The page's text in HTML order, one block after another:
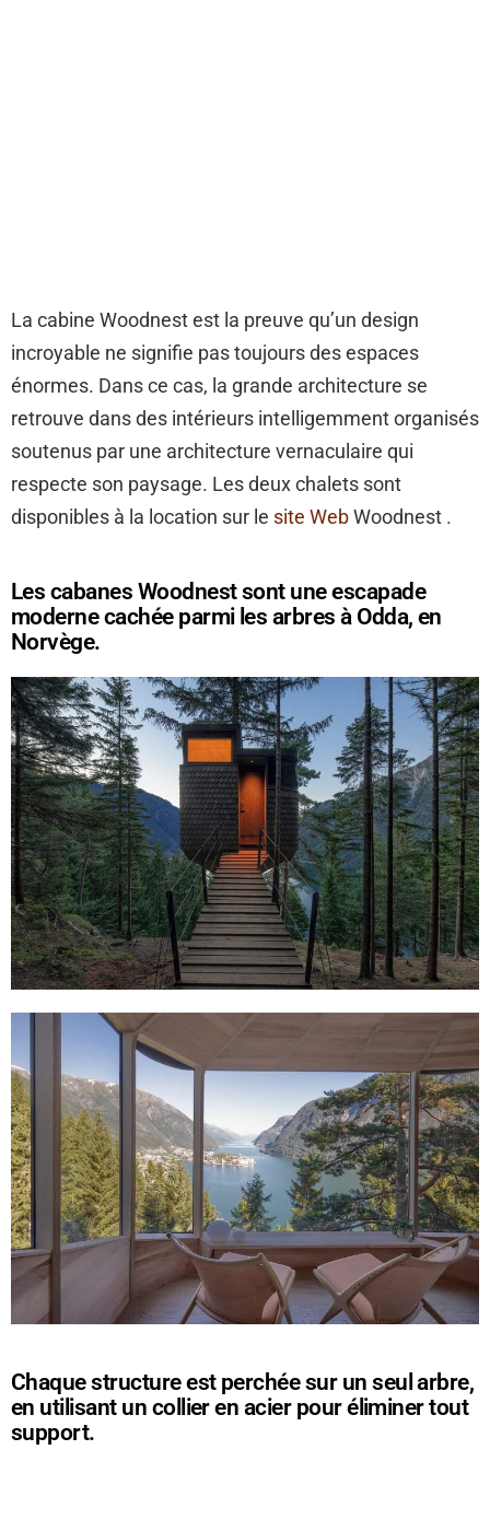
La cabine Woodnest est la preuve qu’un design
incroyable ne signifie pas toujours des espaces
énormes. Dans ce cas, la grande architecture se
retrouve dans des intérieurs intelligemment organisés
soutenus par une architecture vernaculaire qui
respecte son paysage. Les deux chalets sont
disponibles à la location sur le site WebWoodnest .
Les cabanes Woodnest sont une escapade
moderne cachée parmi les arbres à Odda, en
Norvège.
Chaque structure est perchée sur un seul arbre,
en utilisant un collier en acier pour éliminer tout
support.